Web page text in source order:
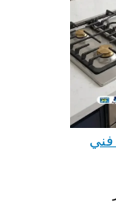
تصليح طباخات الشعيبة 67616123 فني